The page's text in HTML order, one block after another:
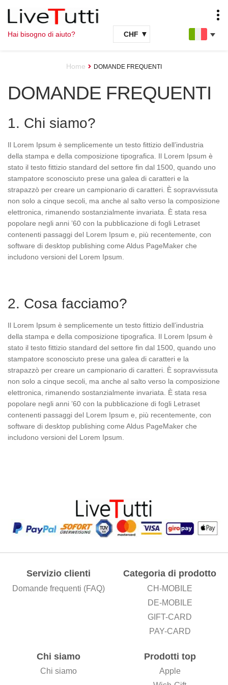
Passa
alla
navigazione
al
contenuto
Hai bisogno di aiuto? CHF
SWISSCOM SALT
SUNRISE LYCA-CH
LEBARA
PAYSAFE-DE ORTEL
LYCA-DE LEBARA
AYYILDIZ
SPOTIFY
SONY PSN SKY
NETFLIX
APPLE
JETON CASH CYBERBON
NINTENDO YUNO RELOAD
Home DOMANDE FREQUENTI
DOMANDE FREQUENTI
1. Chi siamo?
Il Lorem Ipsum è semplicemente un testo fittizio dell’industria
della stampa e della composizione tipografica. Il Lorem Ipsum è
stato il testo fittizio standard del settore fin dal 1500, quando uno
stampatore sconosciuto prese una galea di caratteri e la
strapazzò per creare un campionario di caratteri. È sopravvissuta
non solo a cinque secoli, ma anche al salto verso la composizione
elettronica, rimanendo sostanzialmente invariata. È stata resa
popolare negli anni ’60 con la pubblicazione di fogli Letraset
contenenti passaggi del Lorem Ipsum e, più recentemente, con
software di desktop publishing come Aldus PageMaker che
includono versioni del Lorem Ipsum.
2. Cosa facciamo?
Il Lorem Ipsum è semplicemente un testo fittizio dell’industria
della stampa e della composizione tipografica. Il Lorem Ipsum è
stato il testo fittizio standard del settore fin dal 1500, quando uno
stampatore sconosciuto prese una galea di caratteri e la
strapazzò per creare un campionario di caratteri. È sopravvissuta
non solo a cinque secoli, ma anche al salto verso la composizione
elettronica, rimanendo sostanzialmente invariata. È stata resa
popolare negli anni ’60 con la pubblicazione di fogli Letraset
contenenti passaggi del Lorem Ipsum e, più recentemente, con
software di desktop publishing come Aldus PageMaker che
includono versioni del Lorem Ipsum.
Servizio clienti
Domande frequenti (FAQ)
Categoria di prodotto
CH-MOBILE
DE-MOBILE
GIFT-CARD
PAY-CARD
Chi siamo
Chi siamo
Prodotti top
Apple